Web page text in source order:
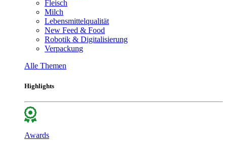
Fleisch
Milch
Lebensmittelqualität
New Feed & Food
Robotik & Digitalisierung
Verpackung
Alle Themen
Highlights
Awards